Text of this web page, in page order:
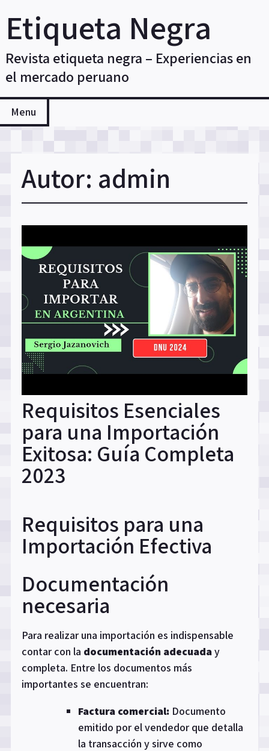
content
Etiqueta Negra
Revista etiqueta negra – Experiencias en
el mercado peruano
Menu
Autor: admin
Requisitos Esenciales
para una Importación
Exitosa: Guía Completa
2023
Requisitos para una
Importación Efectiva
Documentación
necesaria
Para realizar una importación es indispensable
contar con la documentación adecuaday
completa. Entre los documentos más
importantes se encuentran:
Factura comercial: Documento
emitido por el vendedor que detalla
la transacción y sirve como